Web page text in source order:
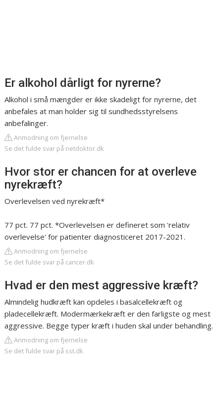
Er alkohol dårligt for nyrerne?
Alkohol i små mængder er ikke skadeligt for nyrerne, det
anbefales at man holder sig til sundhedsstyrelsens
anbefalinger.
Anmodning om fjernelse
Se det fulde svar på netdoktor.dk
Hvor stor er chancen for at overleve
nyrekræft?
Overlevelsen ved nyrekræft*
77 pct. 77 pct. *Overlevelsen er defineret som 'relativ
overlevelse' for patienter diagnosticeret 2017-2021.
Anmodning om fjernelse
Se det fulde svar på cancer.dk
Hvad er den mest aggressive kræft?
Almindelig hudkræft kan opdeles i basalcellekræft og
pladecellekræft. Modermærkekræft er den farligste og mest
aggressive. Begge typer kræft i huden skal under behandling.
Anmodning om fjernelse
Se det fulde svar på sst.dk